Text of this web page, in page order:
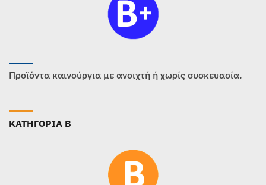
Προϊόντα καινούργια με ανοιχτή ή χωρίς συσκευασία.
ΚΑΤΗΓΟΡΙΑ B